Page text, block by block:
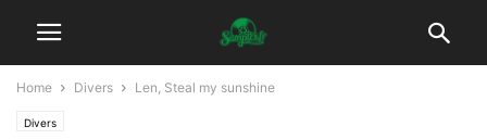
Home Divers Len, Steal my sunshine
Divers